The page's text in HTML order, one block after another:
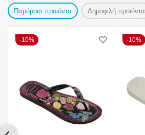
Παρόμοια προιόντα Δημοφιλή προϊόντα
10% 10%